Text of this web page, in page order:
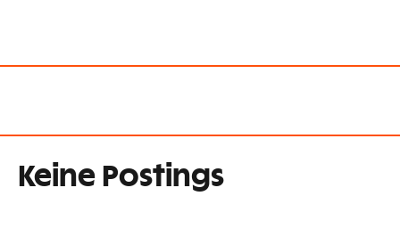
Keine Postings